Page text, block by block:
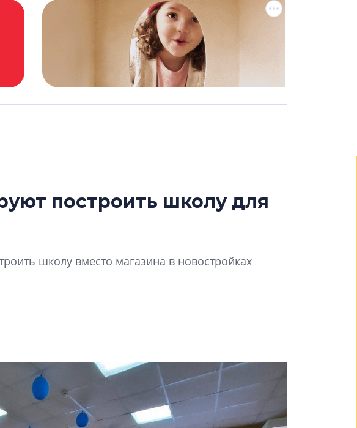
построить школу для
школу вместо магазина в новостройках
Усадьба Торосово — антидот
эпохи фальш-панелей
дешевле строящихся